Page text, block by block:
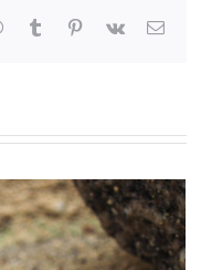
WhatsApp
TumblrPinterest
Vk